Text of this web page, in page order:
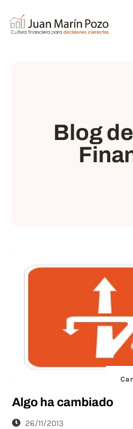
Blog
Algo ha cambiado
26/11/2013